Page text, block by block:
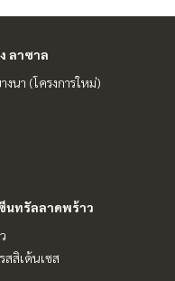
ลาซาล
งนา (โครงการใหม่)
นทรัลลาดพร้าว
สสิเด้นเซส